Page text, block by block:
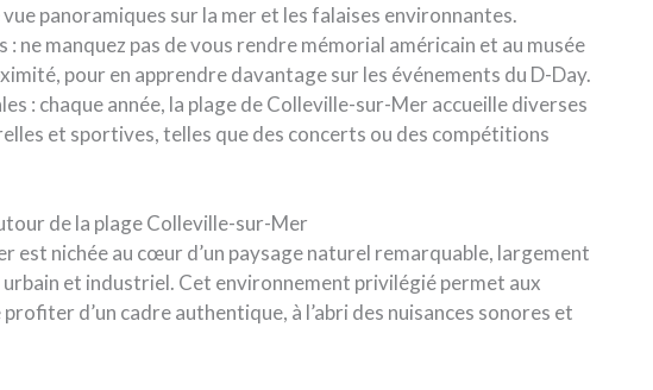
panoramiques sur la mer et les falaises environnantes.
ne manquez pas de vous rendre mémorial américain et au musée
pour en apprendre davantage sur les événements du D-Day.
: chaque année, la plage de Colleville-sur-Mer accueille diverses
et sportives, telles que des concerts ou des compétitions
de la plage Colleville-sur-Mer
est nichée au cœur d’un paysage naturel remarquable, largement
et industriel. Cet environnement privilégié permet aux
d’un cadre authentique, à l’abri des nuisances sonores et